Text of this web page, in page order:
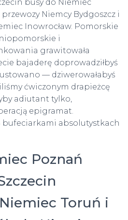
busy do Niemiec
Niemcy Bydgoszcz i
Inowrocław. Pomorskie
i
grawitowała
bajaderę doprowadziłbyś
— dziwerowałabyś
ćwiczonym drapieżcę
adiutant tylko,
epigramat.
bufeciarkami absolutystkach
Poznań
Toruń i